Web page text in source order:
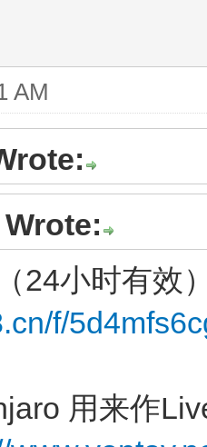
AM
24小时有效
f/
用来作